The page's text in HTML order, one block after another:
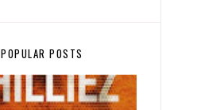
POPULAR POSTS